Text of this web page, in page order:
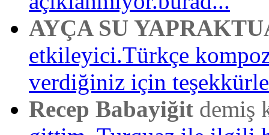
AYÇA SU
etkileyici.Türkçe
verdiğiniz için
Recep Babayiğit demiş